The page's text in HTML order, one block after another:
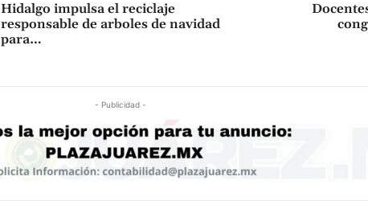
Hidalgo impulsa el reciclaje
responsable de arboles de navidad
para…
- Publicidad -